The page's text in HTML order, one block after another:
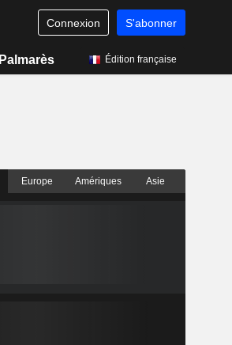
Connexion S'abonner
Palmarès Édition française
Europe Amériques Asie